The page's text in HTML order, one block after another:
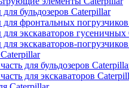
бульдозеров Caterpillar
фронтальных
экскаваторов гусеничных
экскаваторов-
для бульдозеров
для экскаваторов